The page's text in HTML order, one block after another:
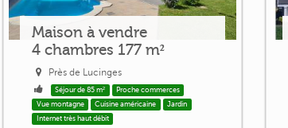
Maison à vendre
4 chambres 177 m²
Près de Lucinges
Séjour de 85 m²
Proche commerces
Vue montagne
Cuisine américaine
Jardin
Internet très haut débit